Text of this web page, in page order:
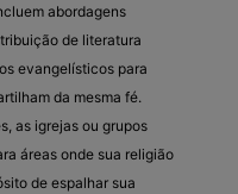
abordagens
de literatura
evangelísticos para
da mesma fé.
as igrejas ou grupos
áreas onde sua religião
de espalhar sua